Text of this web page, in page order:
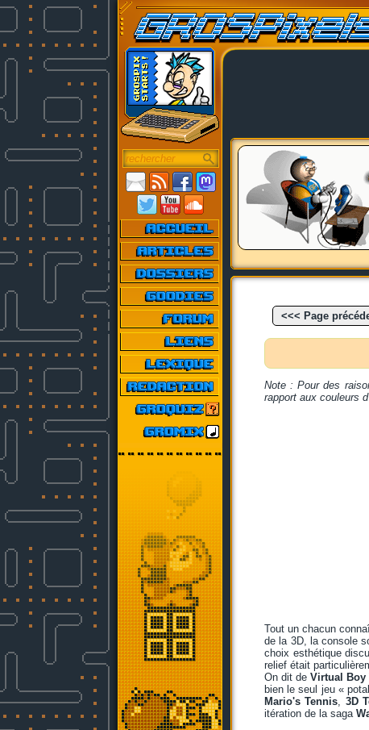
<<< Page
Note : Pour des
rapport aux couleurs
Tout un chacun
de la 3D, la console
choix esthétique
relief était
On dit deVirtual Boy
bien le seul jeu «
Mario's Tennis, 3D
itération de la saga